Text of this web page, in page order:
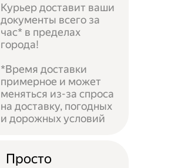
Курьер доставит ваши
документы всего за
час* в пределах
города!
*Время доставки
примерное и может
меняться из-за спроса
на доставку, погодных
и дорожных условий
Просто